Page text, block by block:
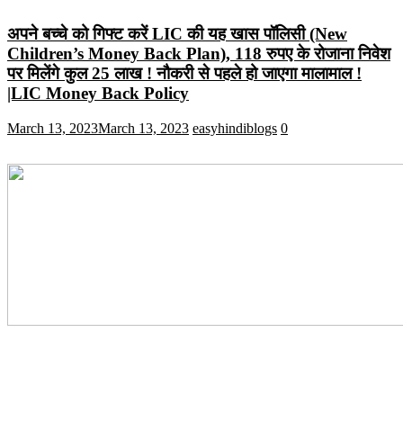
अपने बच्चे को गिफ्ट करें LIC की यह खास पॉलिसी (New
Children’s Money Back Plan), 118 रुपए के रोजाना निवेश
पर मिलेंगे कुल 25 लाख ! नौकरी से पहले हो जाएगा मालामाल !
|LIC Money Back Policy
March 13, 2023March 13, 2023 easyhindiblogs 0